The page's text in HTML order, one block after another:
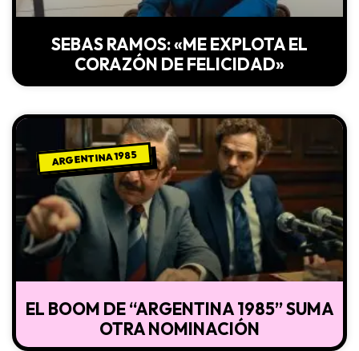
SEBAS RAMOS: «ME EXPLOTA EL
CORAZÓN DE FELICIDAD»
ARGENTINA 1985
EL BOOM DE “ARGENTINA 1985” SUMA
OTRA NOMINACIÓN